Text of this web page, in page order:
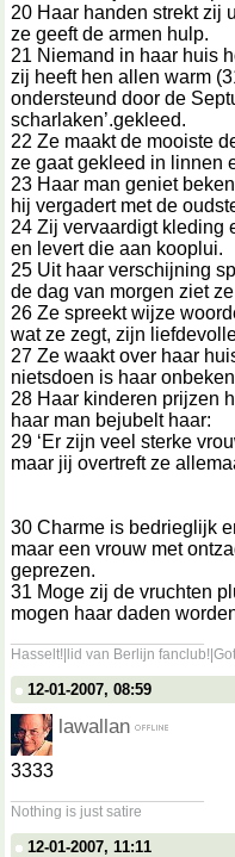
20 Haar handen strekt zij
ze geeft de armen hulp.
21 Niemand in haar huis
zij heeft hen allen warm
ondersteund door de
scharlaken’.gekleed.
22 Ze maakt de mooiste
ze gaat gekleed in linnen
23 Haar man geniet
hij vergadert met de
24 Zij vervaardigt kleding
en levert die aan kooplui.
25 Uit haar verschijning
de dag van morgen ziet
26 Ze spreekt wijze
wat ze zegt, zijn
27 Ze waakt over haar
nietsdoen is haar
28 Haar kinderen prijzen
haar man bejubelt haar:
29 ‘Er zijn veel sterke
maar jij overtreft ze
30 Charme is bedrieglijk
maar een vrouw met
geprezen.
31 Moge zij de vruchten
mogen haar daden
Hasselt!|lid van Berlijn
12-01-2007, 08:59
lawallan
3333
Nothing is just satire
12-01-2007, 11:11